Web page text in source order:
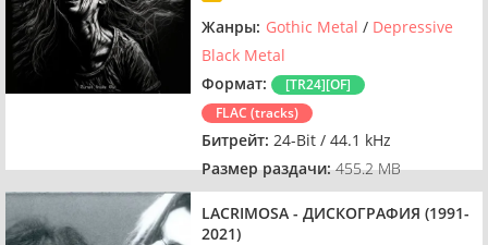
Жанры: Gothic Metal / Depressive
Black Metal
Формат:
[TR24][OF]
FLAC (tracks)
Битрейт: 24-Bit / 44.1 kHz
Размер раздачи: 455.2 MB
LACRIMOSA - ДИСКОГРАФИЯ (1991-
2021)